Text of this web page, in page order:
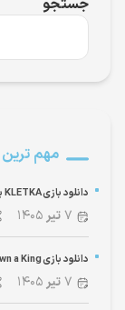
جستجو
مهم ترین
دانلود بازی KLETKA برای کامپیوتر
۷تیر ۱۴۰۵
دانلود بازی Once a Pawn a King برای کامپیوتر
۷تیر ۱۴۰۵